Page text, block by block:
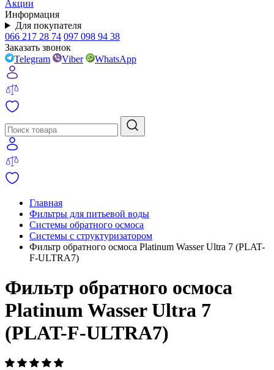
Акции
Информация
Для покупателя
066 217 28 74 097 098 94 38
Заказать звонок
Telegram
Viber WhatsApp
Главная
Фильтры для питьевой воды
Системы обратного осмоса
Системы с структуризатором
Фильтр обратного осмоса Platinum Wasser Ultra 7 (PLAT-
F-ULTRA7)
Фильтр обратного осмоса
Platinum Wasser Ultra 7
(PLAT-F-ULTRA7)